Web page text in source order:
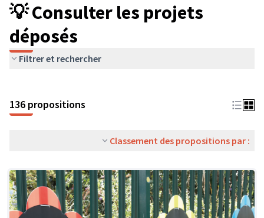
💡 Consulter les projets
déposés
Filtrer et rechercher
136 propositions
Classement des propositions par :